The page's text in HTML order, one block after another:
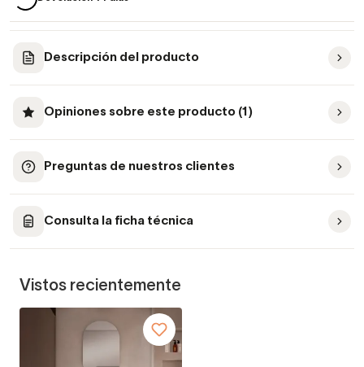
Descripción del producto
Opiniones sobre este producto (1)
Preguntas de nuestros clientes
Consulta la ficha técnica
Vistos recientemente